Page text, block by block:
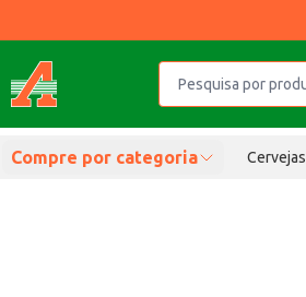
Compre por categoria Cervejas